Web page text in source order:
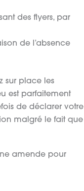
des flyers, par
de l’absence
sur place les
est parfaitement
de déclarer votre
malgré le fait que
amende pour